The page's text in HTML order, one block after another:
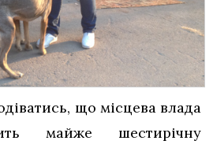
що місцева влада
майже шестирічну